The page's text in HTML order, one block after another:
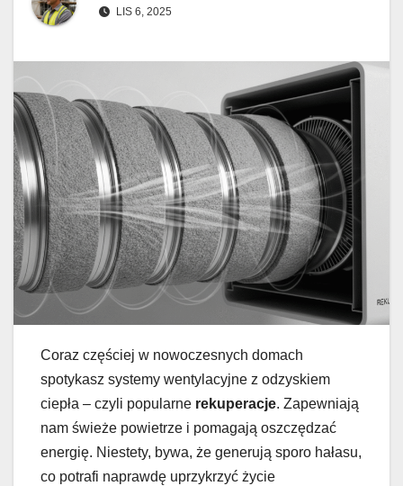
LIS 6, 2025
Coraz częściej w nowoczesnych domach
spotykasz systemy wentylacyjne z odzyskiem
ciepła – czyli popularne rekuperacje. Zapewniają
nam świeże powietrze i pomagają oszczędzać
energię. Niestety, bywa, że generują sporo hałasu,
co potrafi naprawdę uprzykrzyć życie